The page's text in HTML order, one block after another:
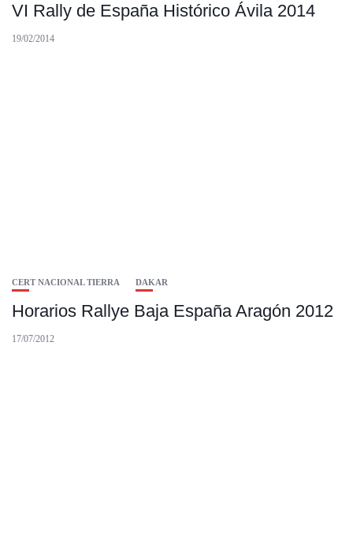
VI Rally de España Histórico Ávila 2014
19/02/2014
CERT NACIONAL TIERRA DAKAR
Horarios Rallye Baja España Aragón 2012
17/07/2012